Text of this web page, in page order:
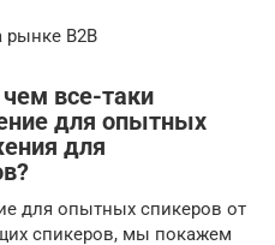
рынке В2В
все-таки
для опытных
для
для опытных спикеров от
спикеров, мы покажем